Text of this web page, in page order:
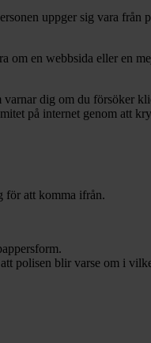
uppger sig vara från
om en webbsida eller en
dig om du försöker
på internet genom att
för att komma ifrån.
polisen blir varse om i